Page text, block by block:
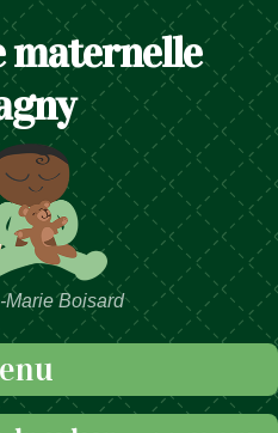
maternelle
Marie Boisard